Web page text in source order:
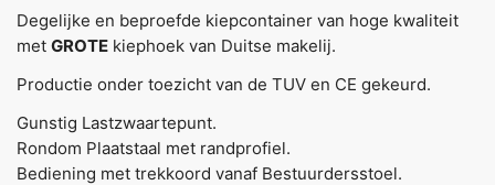
Degelijke en beproefde kiepcontainer van hoge kwaliteit
met GROTE kiephoek van Duitse makelij.
Productie onder toezicht van de TUV en CE gekeurd.
Gunstig Lastzwaartepunt.
Rondom Plaatstaal met randprofiel.
Bediening met trekkoord vanaf Bestuurdersstoel.